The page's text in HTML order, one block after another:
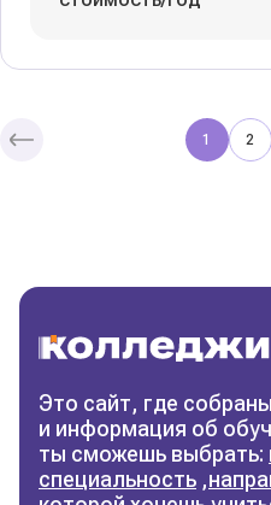
колледж
1 2
Это сайт, где
и информация об
ты сможешь выбрать:
специальность ,